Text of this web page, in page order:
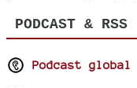
PODCAST & RSS
Podcast global